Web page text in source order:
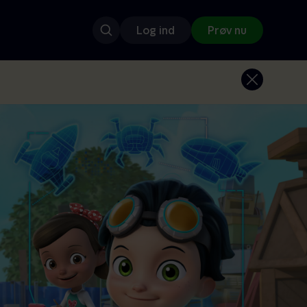
Log ind Prøv nu